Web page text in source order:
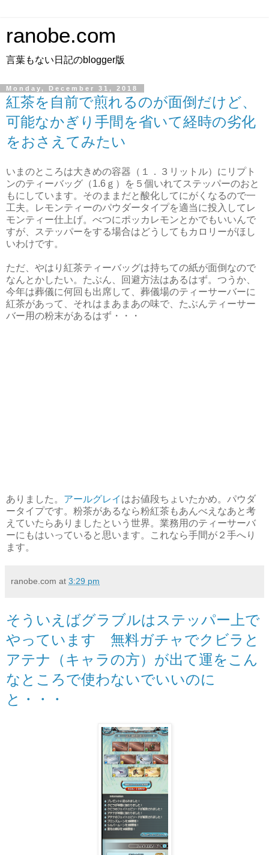
ranobe.com
言葉もない日記のblogger版
Monday, December 31, 2018
紅茶を自前で煎れるのが面倒だけど、
可能なかぎり手間を省いて経時の劣化
をおさえてみたい
いまのところは大きめの容器（１．３リットル）にリプト
ンのティーバッグ（1.6ｇ）を５個いれてステッパーのおと
もにしています。そのままだと酸化してにがくなるので一
工夫。レモンティーのパウダータイプを適当に投入してレ
モンティー仕上げ。べつにポッカレモンとかでもいいんで
すが、ステッパーをする場合はどうしてもカロリーがほし
いわけです。
ただ、やはり紅茶ティーバッグは持ちての紙が面倒なので
なんとかしたい。たぶん、回避方法はあるはず。つうか、
今年は葬儀に何回も出席して、葬儀場のティーサーバーに
紅茶があって、それはまあまあの味で、たぶんティーサー
バー用の粉末があるはず・・・
ありました。 アールグレイ はお値段ちょいたかめ。パウダ
ータイプです。粉茶があるなら粉紅茶もあんべえなあと考
えていたらありましたという世界。業務用のティーサーバ
ーにもはいっていると思います。これなら手間が２手へり
ます。
ranobe.com at 3:29 pm
そういえばグラブルはステッパー上で
やっています 無料ガチャでクビラと
アテナ（キャラの方）が出て運をこん
なところで使わないでいいのに
と・・・